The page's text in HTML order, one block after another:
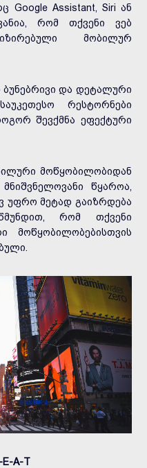
Google Assistant, Siri ან
რომ თქვენი ვებ
მობილურ
ბუნებრივი და დეტალური
რესტორნები
შევქმნა ეფექტური
მოწყობილობიდან
წყაროა,
უფრო მეტად გაიზრდება
რომ თქვენი
მოწყობილობებისთვის
E-A-T